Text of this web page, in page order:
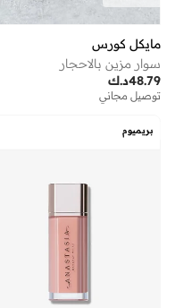
مايكل كورس
سوار مزين بالاحجار
د.ك48.79
توصيل مجاني
بريميوم